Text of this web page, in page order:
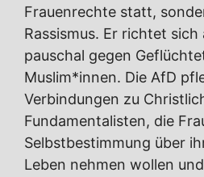
Frauenrechte statt,
Rassismus. Er richtet
pauschal gegen
Muslim*innen. Die AfD
Verbindungen zu
Fundamentalisten, die
Selbstbestimmung über
Leben nehmen wollen